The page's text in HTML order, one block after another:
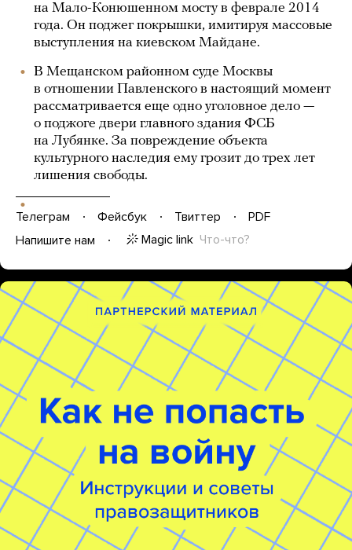
на Мало-Конюшенном мосту в феврале 2014
года. Он поджег покрышки, имитируя массовые
выступления на киевском Майдане.
В Мещанском районном суде Москвы
в отношении Павленского в настоящий момент
рассматривается еще одно уголовное дело —
о поджоге двери главного здания ФСБ
на Лубянке. За повреждение объекта
культурного наследия ему грозит до трех лет
лишения свободы.
Телеграм Фейсбук Твиттер
PDF
Напишите нам
Magic link Что-что?